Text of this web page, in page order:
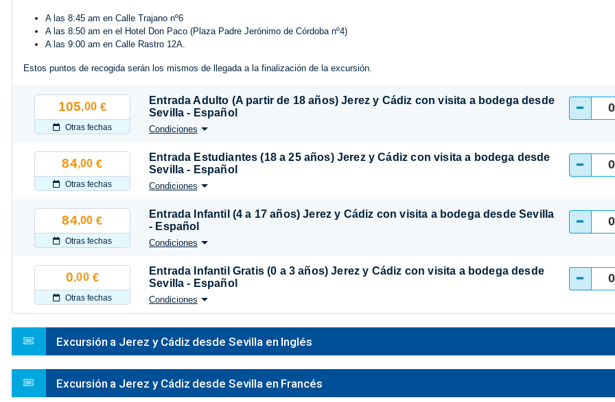
A las 8:45 am en Calle Trajano nº6
A las 8:50 am en el Hotel Don Paco (Plaza Padre Jerónimo de Córdoba nº4)
A las 9:00 am en Calle Rastro 12A.
Estos puntos de recogida serán los mismos de llegada a la finalización de la excursión.
105,00 €
Otras fechas
Entrada Adulto (A partir de 18 años) Jerez y Cádiz con visita a bodega desde
Sevilla - Español
Condiciones
-
84,00 €
Otras fechas
Entrada Estudiantes (18 a 25 años) Jerez y Cádiz con visita a bodega desde
Sevilla - Español
Condiciones
-
84,00 €
Otras fechas
Entrada Infantil (4 a 17 años) Jerez y Cádiz con visita a bodega desde Sevilla
- Español
Condiciones
-
0,00 €
Otras fechas
Entrada Infantil Gratis (0 a 3 años) Jerez y Cádiz con visita a bodega desde
Sevilla - Español
Condiciones
-
Excursión a Jerez y Cádiz desde Sevilla en Inglés
Excursión a Jerez y Cádiz desde Sevilla en Francés